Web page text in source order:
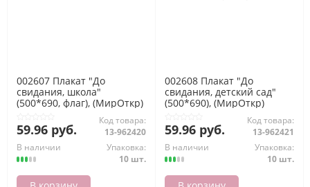
002607 Плакат "До
свидания, школа"
(500*690, флаг), (МирОткр)
59.96 руб.
Код товара:
13-962420
В наличии
Упаковка:
10 шт.
002608 Плакат "До
свидания, детский сад"
(500*690), (МирОткр)
59.96 руб.
Код товара:
13-962421
В наличии
Упаковка:
10 шт.